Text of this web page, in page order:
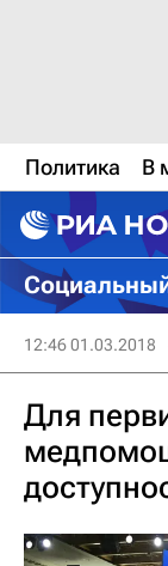
Политика В
12:46 01.03.2018
Для